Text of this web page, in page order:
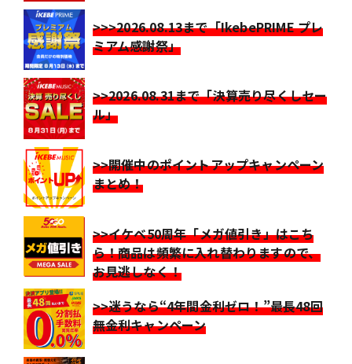
>>>2026.08.13まで「IkebePRIME プレ
ミアム感謝祭」
>>2026.08.31まで「決算売り尽くしセー
ル」
>>開催中のポイントアップキャンペーン
まとめ！
>>イケベ50周年「メガ値引き」はこち
ら！商品は頻繁に入れ替わりますので、
お見逃しなく！
>>迷うなら“4年間金利ゼロ！”最長48回
無金利キャンペーン